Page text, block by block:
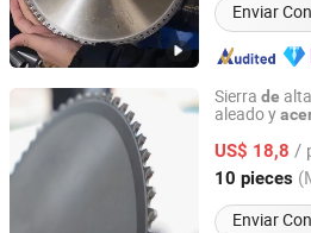
Enviar
Sierra de
aleado y
US$ 18,8 /
10 pieces
Enviar
Gu Dong Saw Industry
Shandong, China